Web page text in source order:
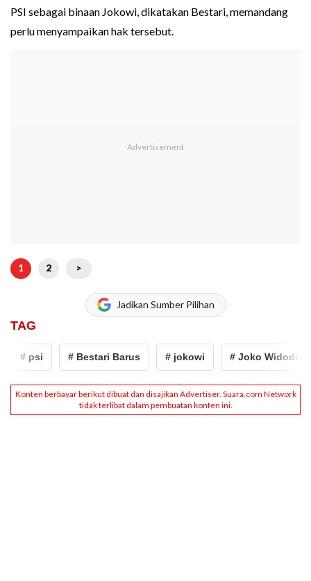
PSI sebagai binaan Jokowi, dikatakan Bestari, memandang
perlu menyampaikan hak tersebut.
1 2 >
Jadikan Sumber Pilihan
TAG
# psi # Bestari Barus # jokowi # Joko Widodo